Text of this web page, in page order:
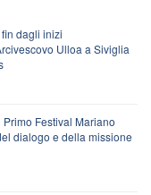
dagli inizi
Ulloa a Siviglia
Festival Mariano
dialogo e della missione